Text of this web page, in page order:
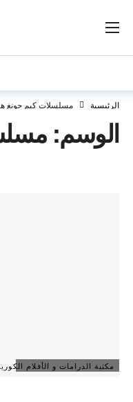
الرئيسية مسلسلات كيم جونغ
الوسم:
مكتبة الدرامات و الأفلام